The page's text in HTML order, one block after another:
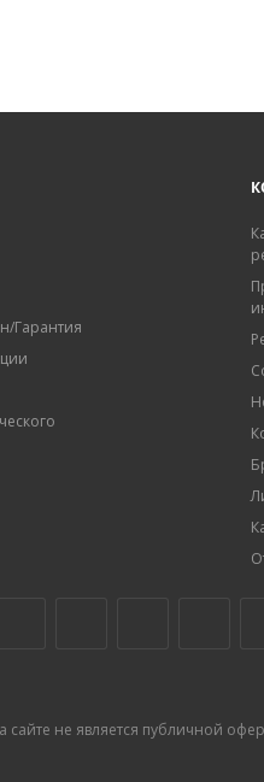
Гарантия
сайте не является публичной